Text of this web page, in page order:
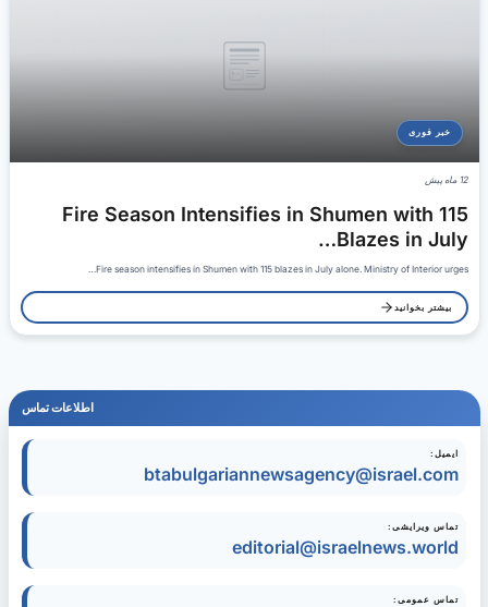
خبر فوری
12 ماه پیش
Fire Season Intensifies in Shumen with 115
Blazes in July…
Fire season intensifies in Shumen with 115 blazes in July alone. Ministry of Interior urges…
بیشتر بخوانید
اطلاعات تماس
ایمیل:
btabulgariannewsagency@israel.com
تماس ویرایشی:
editorial@israelnews.world
تماس عمومی: